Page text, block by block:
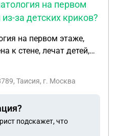
на первом
за детских криков?
на первом этаже,
к стене, лечат детей,
обращалась не раз с
обещали, но вопрос не
Таисия, г. Москва
подскажет, что